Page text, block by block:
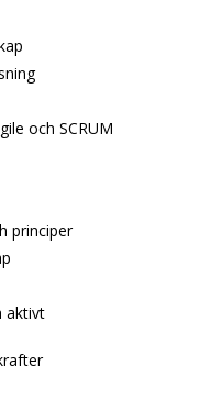
och SCRUM
principer
aktivt